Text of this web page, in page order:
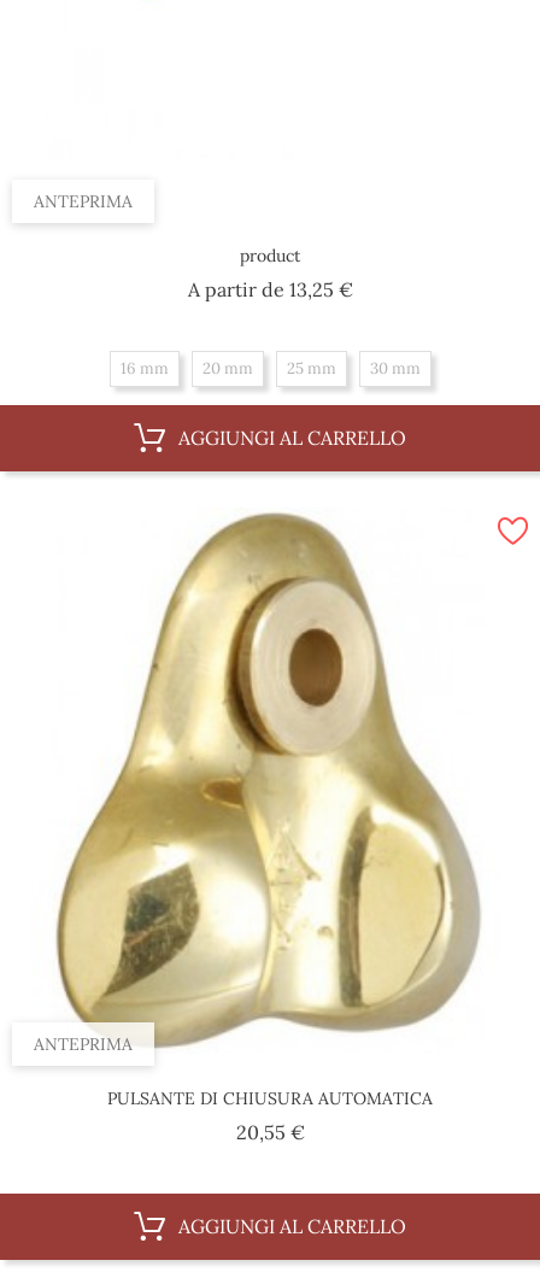
ANTEPRIMA
product
A partir de 13,25 €Prezzo
16 mm 20 mm 25 mm 30 mm
AGGIUNGI AL CARRELLO
ANTEPRIMA
PULSANTE DI CHIUSURA AUTOMATICA
20,55 €Prezzo
AGGIUNGI AL CARRELLO